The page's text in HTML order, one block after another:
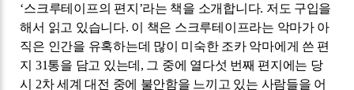
‘스크루테이프의 편지 ’라는 책을 소개합니다. 저도 구입을
해서 읽고 있습니다. 이 책은 스크루테이프라는 악마가 아
직은 인간을 유혹하는데 많이 미숙한 조카 악마에게 쓴 편
지 31통을 담고 있는데 , 그 중에 열다섯 번째 편지에는 당
시 2차 세계 대전 중에 불안함을 느끼고 있는 사람들을 어